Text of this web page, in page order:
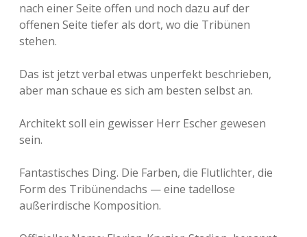
nach einer Seite offen und noch dazu auf der
offenen Seite tiefer als dort, wo die Tribünen
stehen.
Das ist jetzt verbal etwas unperfekt beschrieben,
aber man schaue es sich am besten selbst an.
Architekt soll ein gewisser Herr Escher gewesen
sein.
Fantastisches Ding. Die Farben, die Flutlichter, die
Form des Tribünendachs — eine tadellose
außerirdische Komposition.